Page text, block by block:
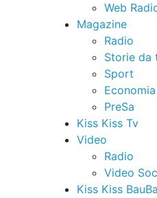
Web
Magazine
Radio
Storie da
Sport
PreSa
Kiss Kiss Tv
Video
Radio
Video
Kiss Kiss